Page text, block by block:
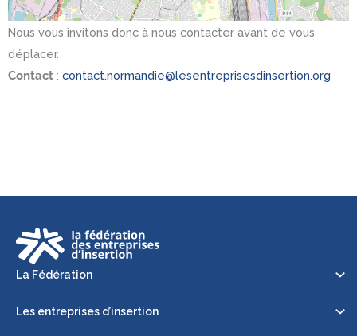
Nous vous invitons donc à nous contacter avant de vous
déplacer.
Contact : contact.normandie@lesentreprisesdinsertion.org
La Fédération
Les entreprises d’insertion